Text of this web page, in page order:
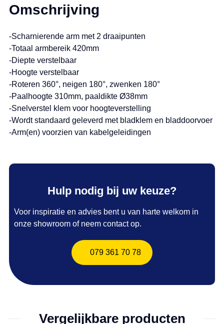
Omschrijving
-Scharnierende arm met 2 draaipunten
-Totaal armbereik 420mm
-Diepte verstelbaar
-Hoogte verstelbaar
-Roteren 360°, neigen 180°, zwenken 180°
-Paalhoogte 310mm, paaldikte Ø38mm
-Snelverstel klem voor hoogteverstelling
-Wordt standaard geleverd met bladklem en bladdoorvoer
-Arm(en) voorzien van kabelgeleidingen
Hulp nodig bij uw keuze?
Voor inspiratie en advies bent u van harte welkom in
onze showroom of neem contact op.
079 361 70 78
Vergelijkbare producten